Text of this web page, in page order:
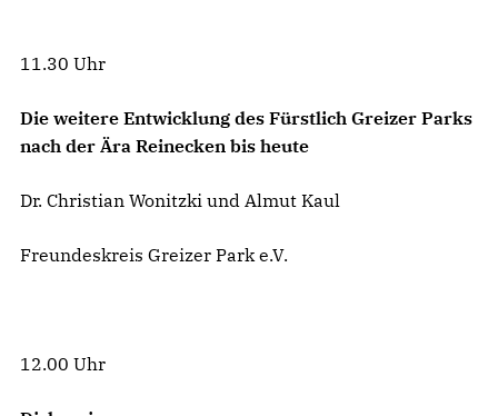
11.30 Uhr
Die weitere Entwicklung des Fürstlich Greizer Parks
nach der Ära Reinecken bis heute
Dr. Christian Wonitzki und Almut Kaul
Freundeskreis Greizer Park e.V.
12.00 Uhr